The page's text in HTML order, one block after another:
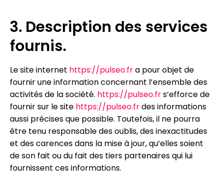
3. Description des services
fournis.
Le site internet https://pulseo.fra pour objet de
fournir une information concernant l’ensemble des
activités de la société. https://pulseo.frs’efforce de
fournir sur le site https://pulseo.frdes informations
aussi précises que possible. Toutefois, il ne pourra
être tenu responsable des oublis, des inexactitudes
et des carences dans la mise à jour, qu’elles soient
de son fait ou du fait des tiers partenaires qui lui
fournissent ces informations.